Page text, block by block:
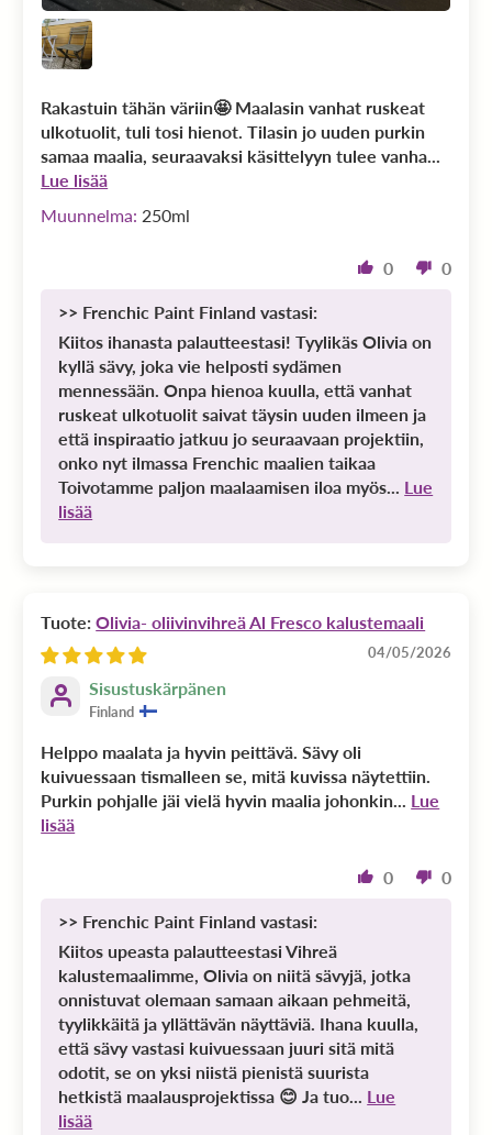
Rakastuin tähän väriin🤩 Maalasin vanhat ruskeat
ulkotuolit, tuli tosi hienot. Tilasin jo uuden purkin
samaa maalia, seuraavaksi käsittelyyn tulee vanha...
Lue lisää
250ml
0 0
>> Frenchic Paint Finland vastasi:
Kiitos ihanasta palautteestasi! Tyylikäs Olivia on
kyllä sävy, joka vie helposti sydämen
mennessään. Onpa hienoa kuulla, että vanhat
ruskeat ulkotuolit saivat täysin uuden ilmeen ja
että inspiraatio jatkuu jo seuraavaan projektiin,
onko nyt ilmassa Frenchic maalien taikaa
Toivotamme paljon maalaamisen iloa myös... Lue
lisää
Olivia- oliivinvihreä Al Fresco kalustemaali
04/05/2026
Sisustuskärpänen
Finland
Helppo maalata ja hyvin peittävä. Sävy oli
kuivuessaan tismalleen se, mitä kuvissa näytettiin.
Purkin pohjalle jäi vielä hyvin maalia johonkin... Lue
lisää
0 0
>> Frenchic Paint Finland vastasi:
Kiitos upeasta palautteestasi Vihreä
kalustemaalimme, Olivia on niitä sävyjä, jotka
onnistuvat olemaan samaan aikaan pehmeitä,
tyylikkäitä ja yllättävän näyttäviä. Ihana kuulla,
että sävy vastasi kuivuessaan juuri sitä mitä
odotit, se on yksi niistä pienistä suurista
hetkistä maalausprojektissa 😊 Ja tuo... Lue
lisää